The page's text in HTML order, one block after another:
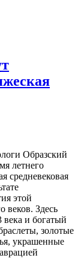
Образский
летнего
средневековая
этой
веков. Здесь
века и богатый
золотые
украшенные